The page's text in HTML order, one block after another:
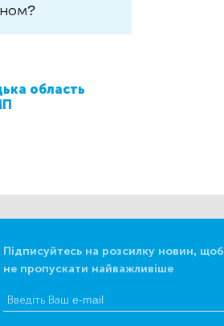
область
Підписуйтесь на розсилку новин, щоб
не пропускати найважливіше